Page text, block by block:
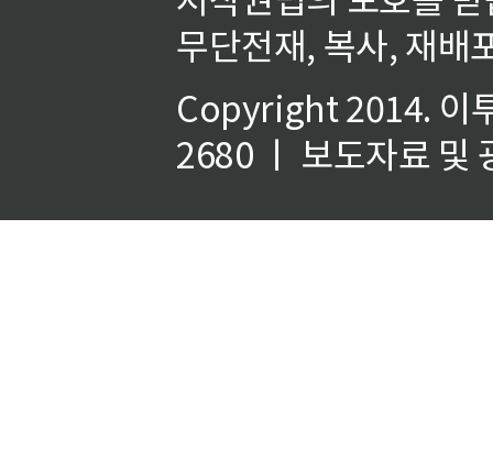
무단전재, 복사, 재배
Copyright 2014. 이
2680 ㅣ 보도자료